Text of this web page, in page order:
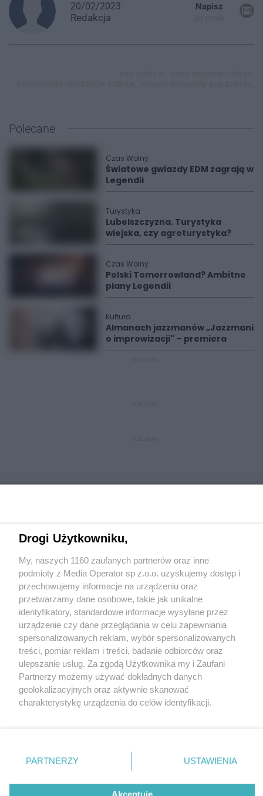
20/02/2023
Redakcja
Napisz
Polecane
Czas Wolny
Światowe gwiazdy EDM zagrają w
Legendii
Turystyka
Lubelszczyzna. Turystyka
wiejska, czy agroturystyka?
Czas Wolny
Polski Tomorrowland? Ambitne
plany Legendii
Kultura
Almanach jazzmanów „Jazzmani
o improwizacji" – premiera
Wydawca mediów
Nie zapomnij
zapoznać się z:
polityką prywatności regulamin korzystania z portali
Twojemiasto
Piekary Śląskie
Chorzów
Tarnowskie Góry
Ruda Śląska
Świętochłowice
Zagłębie
Skontakuj sięz nami
Kontakt
Wydawca
Redakcja
Reklama
Drogi Użytkowniku,
My, naszych 1160 zaufanych partnerów oraz inne
podmioty z Media Operator sp z.o.o. uzyskujemy dostęp i
przechowujemy informacje na urządzeniu oraz
przetwarzamy dane osobowe, takie jak unikalne
identyfikatory, standardowe informacje wysyłane przez
urządzenie czy dane przeglądania w celu zapewniania
spersonalizowanych reklam, wybór spersonalizowanych
treści, pomiar reklam i treści, badanie odbiorców oraz
ulepszanie usług. Za zgodą Użytkownika my i Zaufani
Partnerzy możemy używać dokładnych danych
geolokalizacyjnych oraz aktywnie skanować
charakterystykę urządzenia do celów identyfikacji.
zmienić/wycofać klikając przycisk ustawień prywatności
znajdujący się w lewym dolnym rogu strony
rodzaje przetwarzania danych nie wymagają zgody
PARTNERZY USTAWIENIA
Akceptuję